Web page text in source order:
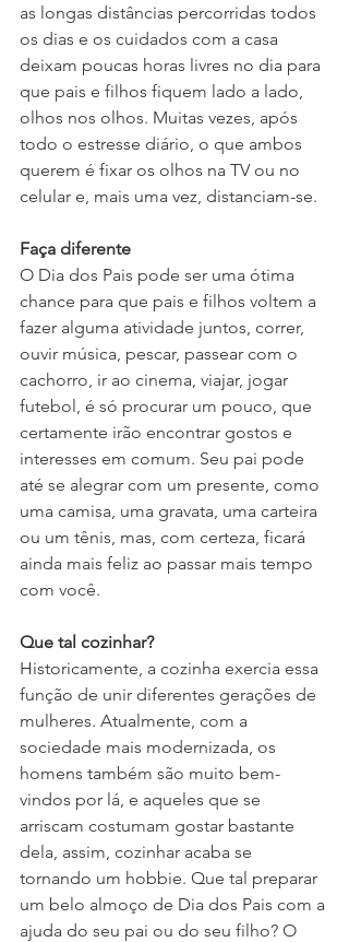
as longas distâncias percorridas todos
os dias e os cuidados com a casa
deixam poucas horas livres no dia para
que pais e filhos fiquem lado a lado,
olhos nos olhos. Muitas vezes, após
todo o estresse diário, o que ambos
querem é fixar os olhos na TV ou no
celular e, mais uma vez, distanciam-se.
Faça diferente
O Dia dos Pais pode ser uma ótima
chance para que pais e filhos voltem a
fazer alguma atividade juntos, correr,
ouvir música, pescar, passear com o
cachorro, ir ao cinema, viajar, jogar
futebol, é só procurar um pouco, que
certamente irão encontrar gostos e
interesses em comum. Seu pai pode
até se alegrar com um presente, como
uma camisa, uma gravata, uma carteira
ou um tênis, mas, com certeza, ficará
ainda mais feliz ao passar mais tempo
com você.
Que tal cozinhar?
Historicamente, a cozinha exercia essa
função de unir diferentes gerações de
mulheres. Atualmente, com a
sociedade mais modernizada, os
homens também são muito bem-
vindos por lá, e aqueles que se
arriscam costumam gostar bastante
dela, assim, cozinhar acaba se
tornando um hobbie. Que tal preparar
um belo almoço de Dia dos Pais com a
ajuda do seu pai ou do seu filho? O